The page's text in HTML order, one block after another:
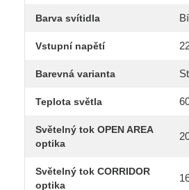
Barva svítidla
Vstupní napětí
Barevná varianta
Teplota světla
Světelný tok OPEN AREA
optika
Světelný tok CORRIDOR
optika